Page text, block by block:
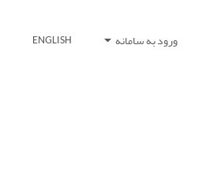
ورود به سامانه ENGLISH